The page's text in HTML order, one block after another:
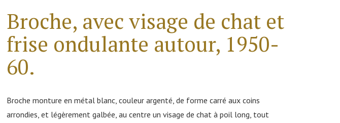
Broche, avec visage de chat et
frise ondulante autour, 1950-
60.
Broche monture en métal blanc, couleur argenté, de forme carré aux coins
arrondies, et légèrement galbée, au centre un visage de chat à poil long, tout